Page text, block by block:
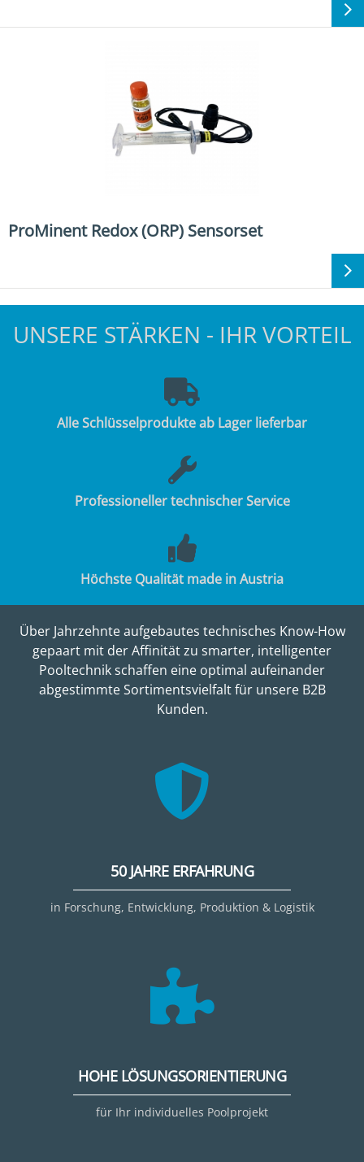
ProMinent Redox (ORP) Sensorset
UNSERE STÄRKEN - IHR VORTEIL
Alle Schlüsselprodukte ab Lager lieferbar
Professioneller technischer Service
Höchste Qualität made in Austria
Über Jahrzehnte aufgebautes technisches Know-How
gepaart mit der Affinität zu smarter, intelligenter
Pooltechnik schaffen eine optimal aufeinander
abgestimmte Sortimentsvielfalt für unsere B2B
Kunden.
50 JAHRE ERFAHRUNG
in Forschung, Entwicklung, Produktion & Logistik
HOHE LÖSUNGSORIENTIERUNG
für Ihr individuelles Poolprojekt